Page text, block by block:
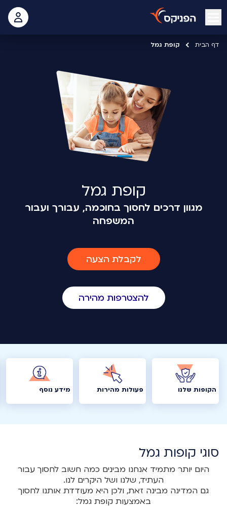
open mobile menu
דף הבית קופת גמל
קופת גמל
מגוון דרכים לחסוך בחוכמה, עבורך ועבור
המשפחה
לקבלת הצעה
להצטרפות מהירה
הקופות שלנו פעולות מהירות מידע נוסף
סוגי קופות גמל
היום יותר מתמיד אנחנו מבינים כמה חשוב לחסוך עבור
העתיד, שלנו ושל היקרים לנו.
גם המדינה מבינה זאת, ולכן היא מעודדת אותנו לחסוך
באמצעות קופת גמל: